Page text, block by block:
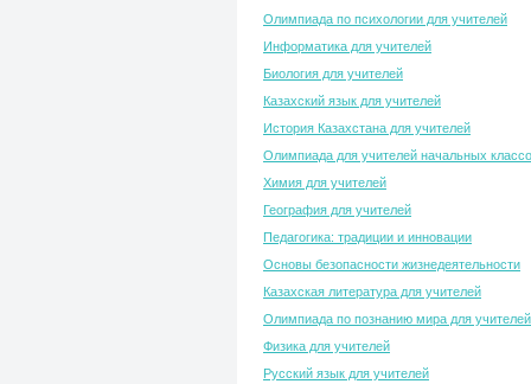
Олимпиада по психологии для учителей
Информатика для учителей
Биология для учителей
Казахский язык для учителей
История Казахстана для учителей
Олимпиада для учителей начальных
Химия для учителей
География для учителей
Педагогика: традиции и инновации
Основы безопасности жизнедеятельности
Казахская литература для учителей
Олимпиада по познанию мира для учителей
Физика для учителей
Русский язык для учителей